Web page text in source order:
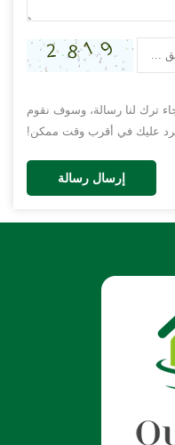
ترك لنا رسالة، وسوف نقوم
عليك في أقرب وقت ممكن!
إرسال رسالة